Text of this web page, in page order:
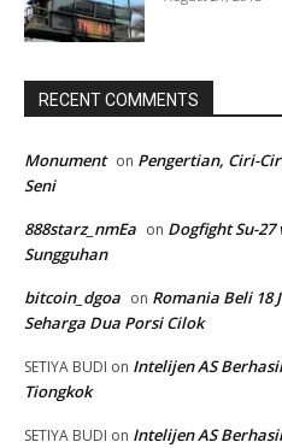
RECENT COMMENTS
Monument on Pengertian, Ciri-
Seni
888starz_nmEa on Dogfight Su-27
Sungguhan
bitcoin_dgoa on Romania Beli 18
Seharga Dua Porsi Cilok
SETIYA BUDI on Intelijen AS
Tiongkok
SETIYA BUDI on Intelijen AS